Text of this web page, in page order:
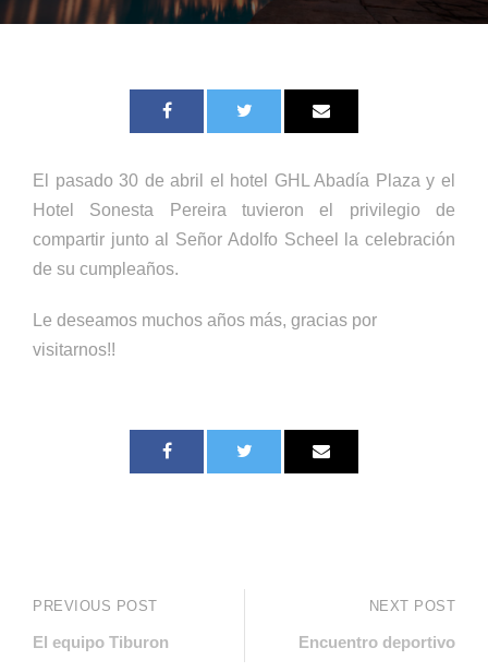
El pasado 30 de abril el hotel GHL Abadía Plaza y el
Hotel Sonesta Pereira tuvieron el privilegio de
compartir junto al Señor Adolfo Scheel la celebración
de su cumpleaños.
Le deseamos muchos años más, gracias por
visitarnos!!
PREVIOUS POST
El equipo Tiburon
NEXT POST
Encuentro deportivo